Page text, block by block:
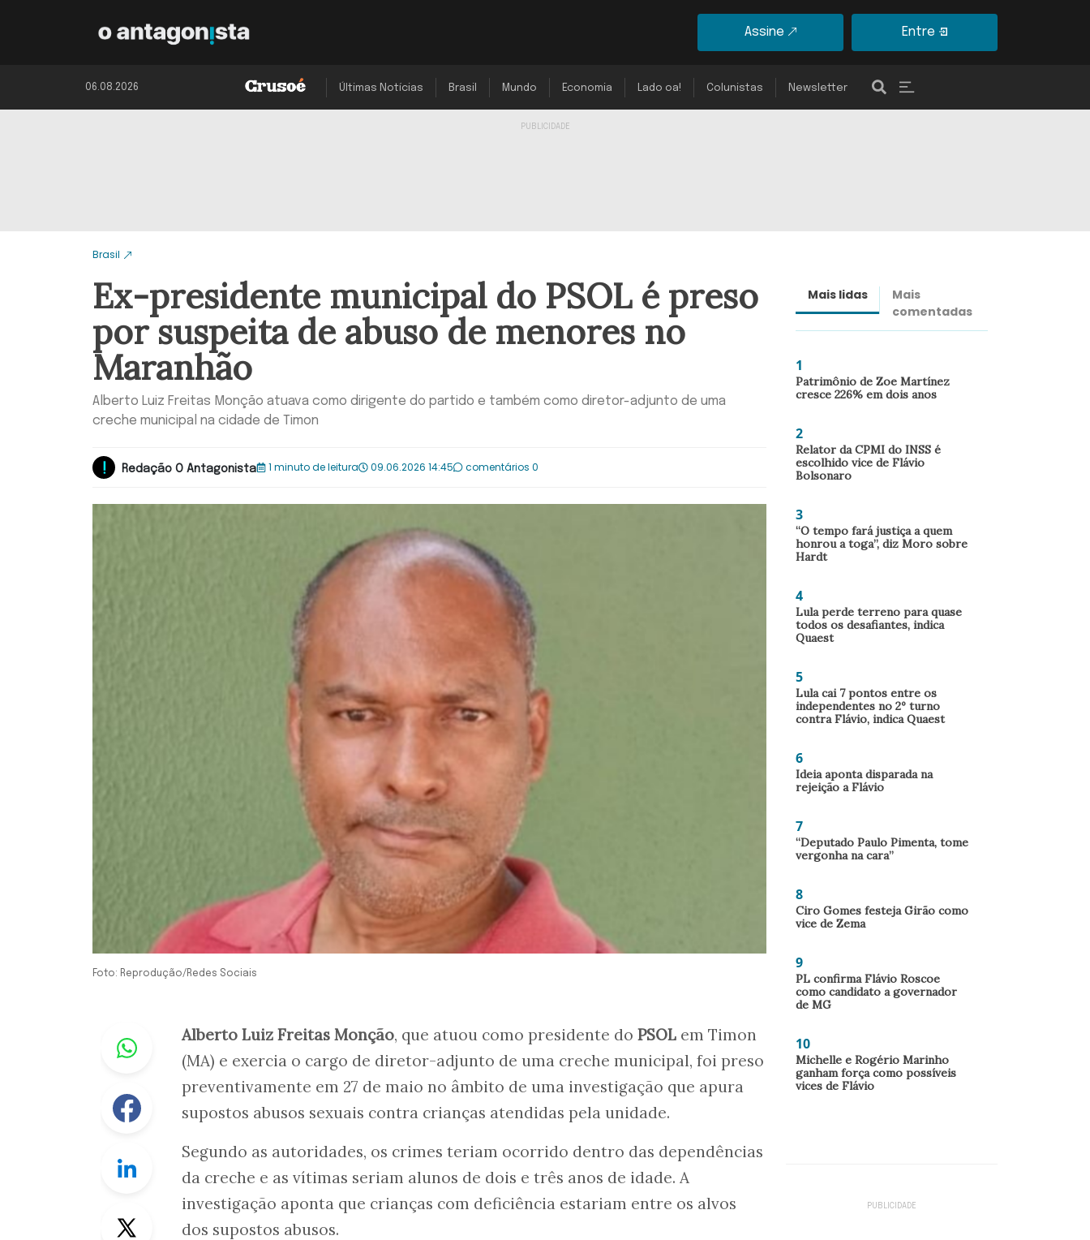
Assine Entre
06.08.2026 Últimas Notícias Brasil Mundo Economia Lado oa! Colunistas Newsletter
Brasil
Ex-presidente municipal do PSOL é preso
por suspeita de abuso de menores no
Maranhão
Alberto Luiz Freitas Monção atuava como dirigente do partido e também como diretor-adjunto de uma
creche municipal na cidade de Timon
Redação O Antagonista 1 minuto de leitura 09.06.2026 14:45 comentários 0
Foto: Reprodução/Redes Sociais
Whastapp
Facebook
Linkedin
Twitter
Alberto Luiz Freitas Monção, que atuou como presidente do PSOL em Timon
(MA) e exercia o cargo de diretor-adjunto de uma creche municipal, foi preso
preventivamente em 27 de maio no âmbito de uma investigação que apura
supostos abusos sexuais contra crianças atendidas pela unidade.
Segundo as autoridades, os crimes teriam ocorrido dentro das dependências
da creche e as vítimas seriam alunos de dois e três anos de idade. A
investigação aponta que crianças com deficiência estariam entre os alvos
dos supostos abusos.
Mais lidas
Mais
comentadas
1
Patrimônio de Zoe Martínez
cresce 226% em dois anos
2
Relator da CPMI do INSS é
escolhido vice de Flávio
Bolsonaro
3
“O tempo fará justiça a quem
honrou a toga”, diz Moro sobre
Hardt
4
Lula perde terreno para quase
todos os desafiantes, indica
Quaest
5
Lula cai 7 pontos entre os
independentes no 2º turno
contra Flávio, indica Quaest
6
Ideia aponta disparada na
rejeição a Flávio
7
“Deputado Paulo Pimenta, tome
vergonha na cara”
8
Ciro Gomes festeja Girão como
vice de Zema
9
PL confirma Flávio Roscoe
como candidato a governador
de MG
10
Michelle e Rogério Marinho
ganham força como possíveis
vices de Flávio